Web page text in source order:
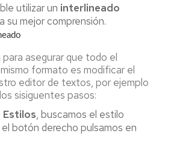
utilizar un interlineado
su mejor comprensión.
asegurar que todo el
formato es modificar el
editor de textos, por ejemplo
sisiguentes pasos:
Estilos, buscamos el estilo
botón derecho pulsamos en